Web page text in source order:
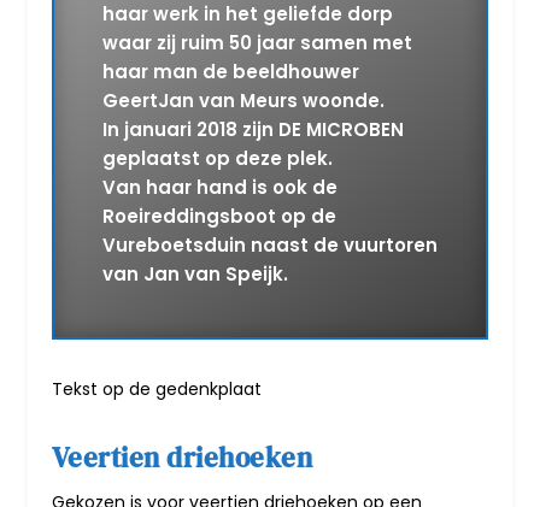
haar werk in het geliefde dorp
waar zij ruim 50 jaar samen met
haar man de beeldhouwer
GeertJan van Meurs woonde.
In januari 2018 zijn DE MICROBEN
geplaatst op deze plek.
Van haar hand is ook de
Roeireddingsboot op de
Vureboetsduin naast de vuurtoren
van Jan van Speijk.
Tekst op de gedenkplaat
Veertien driehoeken